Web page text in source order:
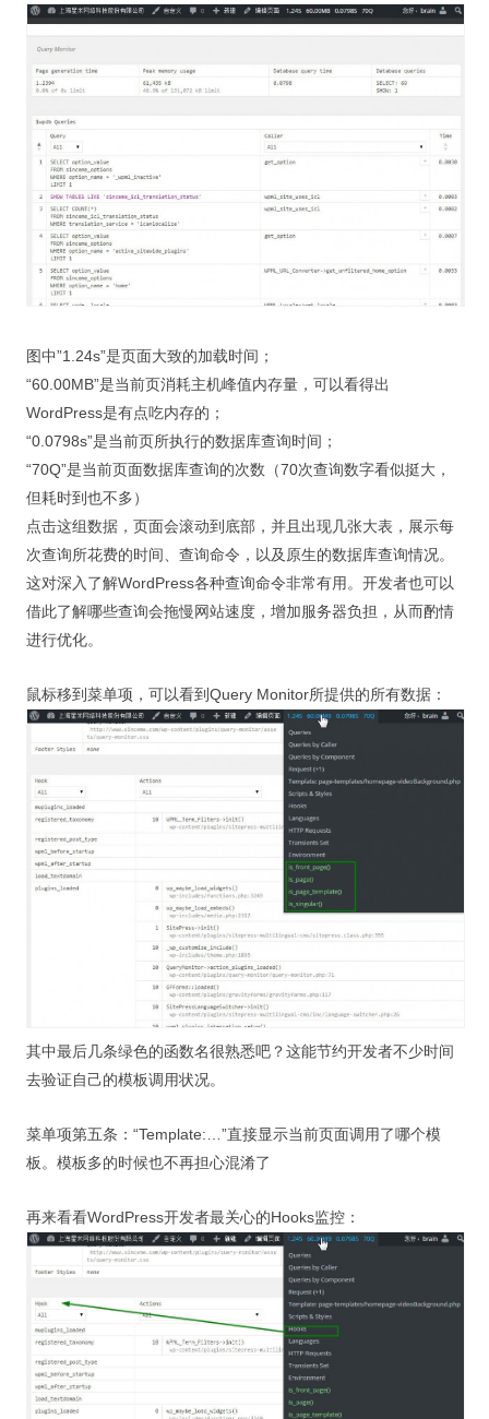
图中”1.24s”是页面大致的加载时间；
“60.00MB”是当前页消耗主机峰值内存量，可以看得出
WordPress是有点吃内存的；
“0.0798s”是当前页所执行的数据库查询时间；
“70Q”是当前页面数据库查询的次数（70次查询数字看似挺大，
但耗时到也不多）
点击这组数据，页面会滚动到底部，并且出现几张大表，展示每
次查询所花费的时间、查询命令，以及原生的数据库查询情况。
这对深入了解WordPress各种查询命令非常有用。开发者也可以
借此了解哪些查询会拖慢网站速度，增加服务器负担，从而酌情
进行优化。
鼠标移到菜单项，可以看到Query Monitor所提供的所有数据：
其中最后几条绿色的函数名很熟悉吧？这能节约开发者不少时间
去验证自己的模板调用状况。
菜单项第五条：“Template:…”直接显示当前页面调用了哪个模
板。模板多的时候也不再担心混淆了
再来看看WordPress开发者最关心的Hooks监控：